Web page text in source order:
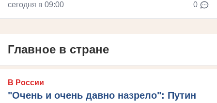
сегодня в 09:00 0
Главное в стране
В России
"Очень и очень давно назрело": Путин